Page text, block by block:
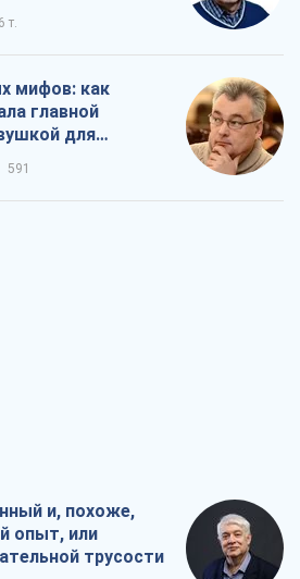
т.
мифов: как
главной
для
591
и, похоже,
опыт, или
трусости